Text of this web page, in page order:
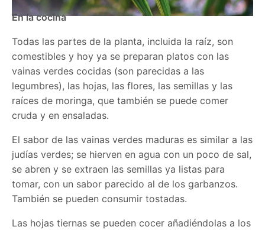
En la cocina
Todas las partes de la planta, incluida la raíz, son
comestibles y hoy ya se preparan platos con las
vainas verdes cocidas (son parecidas a las
legumbres), las hojas, las flores, las semillas y las
raíces de moringa, que también se puede comer
cruda y en ensaladas.
El sabor de las vainas verdes maduras es similar a las
judías verdes; se hierven en agua con un poco de sal,
se abren y se extraen las semillas ya listas para
tomar, con un sabor parecido al de los garbanzos.
También se pueden consumir tostadas.
Las hojas tiernas se pueden cocer añadiéndolas a los